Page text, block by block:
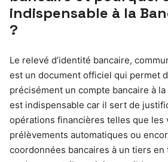
indispensable à la
?
Le relevé d’identité bancaire,
est un document officiel qui permet
précisément un compte bancaire à
est indispensable car il sert de
opérations financières telles que les
prélèvements automatiques ou
coordonnées bancaires à un tiers en